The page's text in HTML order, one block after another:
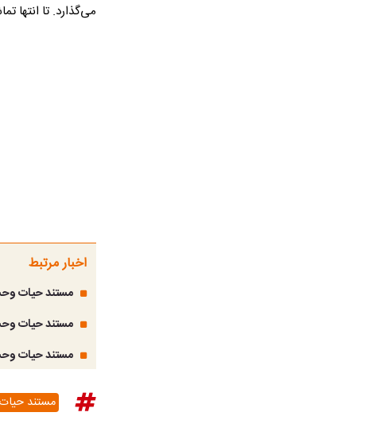
می‌گذارد. تا انتها
اخبار مرتبط
مستند حیات
مستند حیات
مستند حیات
مستند